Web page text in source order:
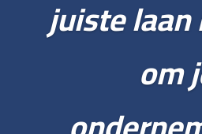
juiste
om